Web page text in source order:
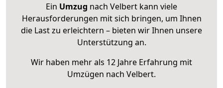
Ein Umzug nach Velbert kann viele
Herausforderungen mit sich bringen, um Ihnen
die Last zu erleichtern – bieten wir Ihnen unsere
Unterstützung an.
Wir haben mehr als 12 Jahre Erfahrung mit
Umzügen nach Velbert.